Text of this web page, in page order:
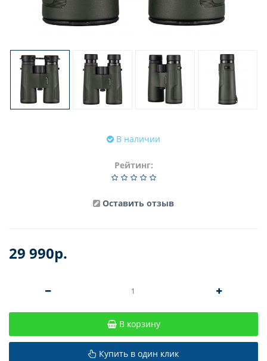
В наличии
Рейтинг:
Оставить отзыв
29 990р.
В корзину
Купить в один клик